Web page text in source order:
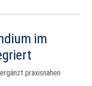
im
praxisnahen